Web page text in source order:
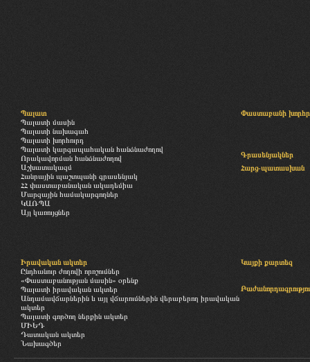
Պալատ
Պալատի մասին
Պալատի նախագահ
Պալատի խորհուրդ
Պալատի կարգապահական հանձնաժողով
Որակավորման հանձնաժողով
Աշխատակազմ
Հանրային պաշտպանի գրասենյակ
ՀՀ փաստաբանական ակադեմիա
Մարզային համակարգողներ
ԿԱՌՊԱ
Այլ կառույցներ
Փաստաբանի
Գրասենյակներ
Հարց-պատասխան
Իրավական ակտեր
Ընդհանուր ժողովի որոշումներ
«Փաստաբանության մասին» օրենք
Պալատի իրավական ակտեր
Անդամավճարներին և այլ վճարումներին վերաբերող իրավական
ակտեր
Պալատի գործող ներքին ակտեր
ՄԻԵԴ
Դատական ակտեր
Նախագծեր
Կայքի քարտեզ